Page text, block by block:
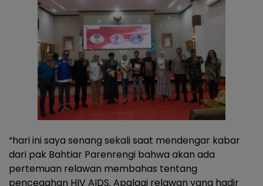
“hari ini saya senang sekali saat mendengar kabar
dari pak Bahtiar Parenrengi bahwa akan ada
pertemuan relawan membahas tentang
pencegahan HIV AIDS. Apalagi relawan yang hadir